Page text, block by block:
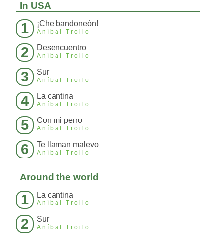
In USA
1 ¡Che bandoneón!
Aníbal Troilo
2 Desencuentro
Aníbal Troilo
3 Sur
Aníbal Troilo
4 La cantina
Aníbal Troilo
5 Con mi perro
Aníbal Troilo
6 Te llaman malevo
Aníbal Troilo
Around the world
1 La cantina
Aníbal Troilo
2 Sur
Aníbal Troilo